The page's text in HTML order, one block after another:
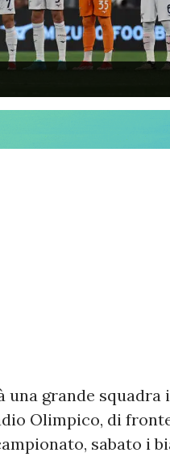
una grande squadra
Olimpico, di
sabato i